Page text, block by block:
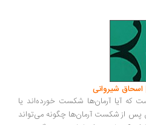
شیروانی
آرمان‌ها شکست خورده‌اند یا
آرمان‌ها چگونه می‌تواند